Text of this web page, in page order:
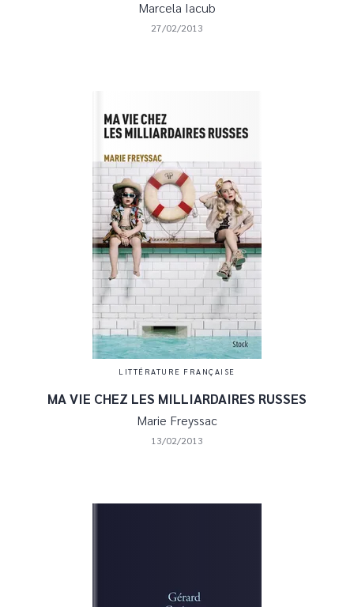
Marcela Iacub
27/02/2013
LITTÉRATURE FRANÇAISE
MA VIE CHEZ LES MILLIARDAIRES RUSSES
Marie Freyssac
13/02/2013